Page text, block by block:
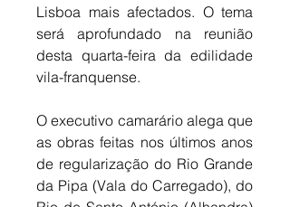
Lisboa mais afectados. O tema
será aprofundado na reunião
desta quarta-feira da edilidade
vila-franquense.
O executivo camarário alega que
as obras feitas nos últimos anos
de regularização do Rio Grande
da Pipa (Vala do Carregado), do